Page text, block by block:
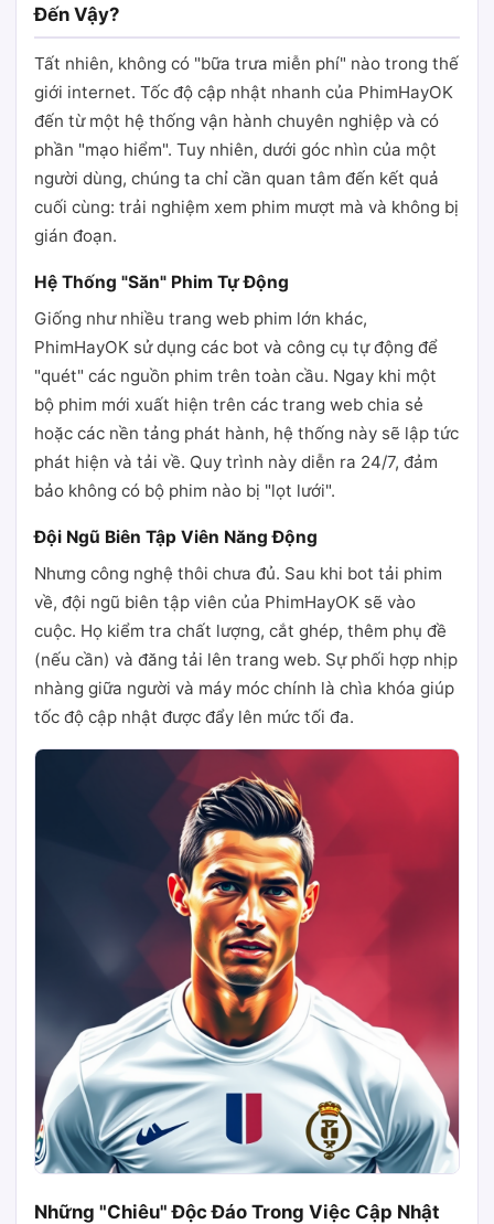
Đến Vậy?
Tất nhiên, không có "bữa trưa miễn phí" nào trong thế
giới internet. Tốc độ cập nhật nhanh của PhimHayOK
đến từ một hệ thống vận hành chuyên nghiệp và có
phần "mạo hiểm". Tuy nhiên, dưới góc nhìn của một
người dùng, chúng ta chỉ cần quan tâm đến kết quả
cuối cùng: trải nghiệm xem phim mượt mà và không bị
gián đoạn.
Hệ Thống "Săn" Phim Tự Động
Giống như nhiều trang web phim lớn khác,
PhimHayOK sử dụng các bot và công cụ tự động để
"quét" các nguồn phim trên toàn cầu. Ngay khi một
bộ phim mới xuất hiện trên các trang web chia sẻ
hoặc các nền tảng phát hành, hệ thống này sẽ lập tức
phát hiện và tải về. Quy trình này diễn ra 24/7, đảm
bảo không có bộ phim nào bị "lọt lưới".
Đội Ngũ Biên Tập Viên Năng Động
Nhưng công nghệ thôi chưa đủ. Sau khi bot tải phim
về, đội ngũ biên tập viên của PhimHayOK sẽ vào
cuộc. Họ kiểm tra chất lượng, cắt ghép, thêm phụ đề
(nếu cần) và đăng tải lên trang web. Sự phối hợp nhịp
nhàng giữa người và máy móc chính là chìa khóa giúp
tốc độ cập nhật được đẩy lên mức tối đa.
Những "Chiêu" Độc Đáo Trong Việc Cập Nhật